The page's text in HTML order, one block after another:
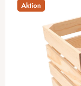
Aktion